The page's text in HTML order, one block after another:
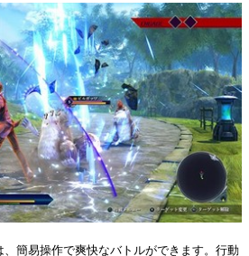
簡易操作で爽快なバトルができます。行動